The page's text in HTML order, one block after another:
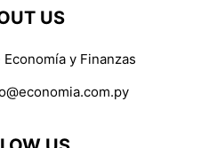
US
y Finanzas